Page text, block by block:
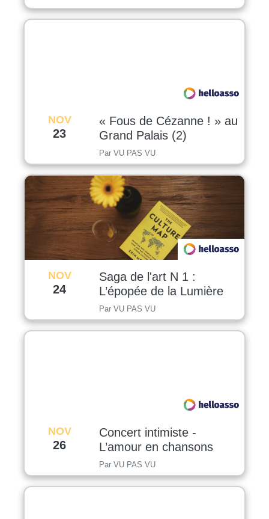
NOV
23
« Fous de Cézanne ! » au
Grand Palais (2)
Par VU PAS VU
NOV
24
Saga de l'art N 1 :
L’épopée de la Lumière
Par VU PAS VU
NOV
26
Concert intimiste -
L’amour en chansons
Par VU PAS VU